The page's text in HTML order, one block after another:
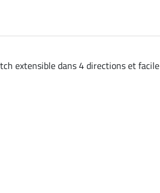
extensible dans 4 directions et facile